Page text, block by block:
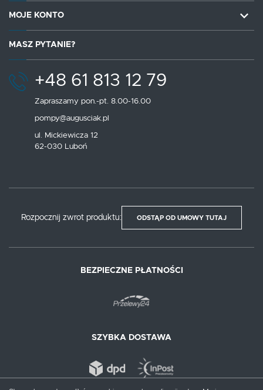
MOJE KONTO
MASZ PYTANIE?
+48 61 813 12 79
Zapraszamy pon.-pt. 8.00-16.00
pompy@augusciak.pl
ul. Mickiewicza 12
62-030 Luboń
Rozpocznij zwrot produktu: ODSTĄP OD UMOWY TUTAJ
BEZPIECZNE PŁATNOŚCI
SZYBKA DOSTAWA